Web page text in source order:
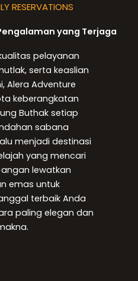
RESERVATIONS
yang Terjaga
pelayanan
serta keaslian
Alera Adventure
keberangkatan
Buthak setiap
sabana
menjadi destinasi
yang mencari
lewatkan
emas untuk
terbaik Anda
paling elegan dan